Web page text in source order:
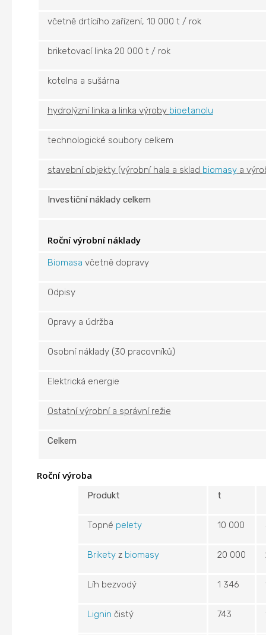
včetně drtícího zařízení, 10 000 t / rok
briketovací linka 20 000 t / rok
kotelna a sušárna
hydrolýzní linka a linka výroby bioetanolu
technologické soubory celkem
stavební objekty (výrobní hala a sklad biomasya
Investiční náklady celkem
Roční výrobní náklady
Biomasa včetně dopravy
Odpisy
Opravy a údržba
Osobní náklady (30 pracovníků)
Elektrická energie
Ostatní výrobní a správní režie
Celkem
Roční výroba
Produkt t
Topné pelety 10 000
Briketyz biomasy 20 000
Líh bezvodý 1 346
Lignin čistý 743